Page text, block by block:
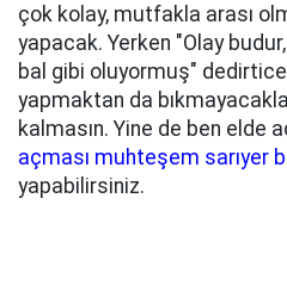
çok kolay, mutfakla arası
yapacak. Yerken "Olay
bal gibi oluyormuş"
yapmaktan da
kalmasın. Yine de ben elde
açması muhteşem sarıyer
yapabilirsiniz.